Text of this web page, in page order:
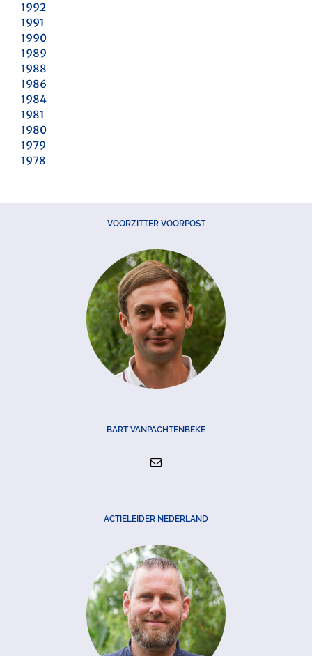
1992
1991
1990
1989
1988
1986
1984
1981
1980
1979
1978
VOORZITTER VOORPOST
BART VANPACHTENBEKE
ACTIELEIDER NEDERLAND